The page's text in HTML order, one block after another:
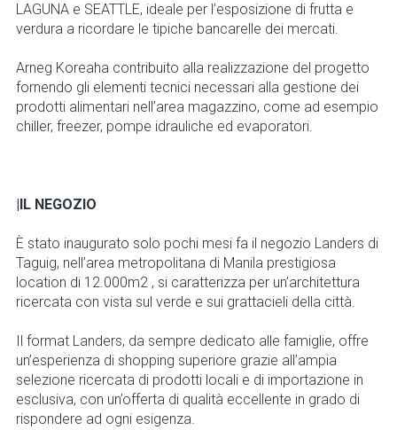
LAGUNA e SEATTLE, ideale per l’esposizione di frutta e
verdura a ricordare le tipiche bancarelle dei mercati.
Arneg Koreaha contribuito alla realizzazione del progetto
fornendo gli elementi tecnici necessari alla gestione dei
prodotti alimentari nell’area magazzino, come ad esempio
chiller, freezer, pompe idrauliche ed evaporatori.
|IL NEGOZIO
È stato inaugurato solo pochi mesi fa il negozio Landers di
Taguig, nell’area metropolitana di Manila prestigiosa
location di 12.000m2 , si caratterizza per un’architettura
ricercata con vista sul verde e sui grattacieli della città.
Il format Landers, da sempre dedicato alle famiglie, offre
un’esperienza di shopping superiore grazie all’ampia
selezione ricercata di prodotti locali e di importazione in
esclusiva, con un’offerta di qualità eccellente in grado di
rispondere ad ogni esigenza.